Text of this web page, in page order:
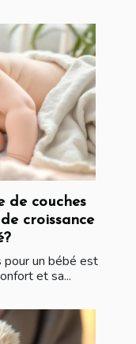
de couches
croissance
pour un bébé est
et sa...